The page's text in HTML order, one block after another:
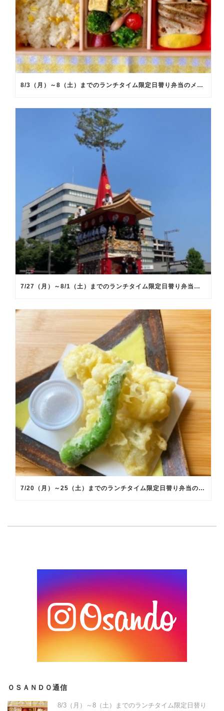
8/3（月）～8（土）までのランチタイム限定日替り弁当のメインメニュー
7/27（月）～8/1（土）までのランチタイム限定日替り弁当のメインメニュー
7/20（月）～25（土）までのランチタイム限定日替り弁当のメインメニュー
ＯＳＡＮＤＯ通信
8/3（月）～8（土）までのランチタイム限定日替り